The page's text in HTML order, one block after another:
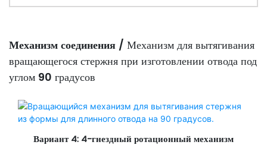
Механизм соединения / Механизм для вытягивания
вращающегося стержня при изготовлении отвода под
углом 90 градусов
Вариант 4: 4-гнездный ротационный механизм